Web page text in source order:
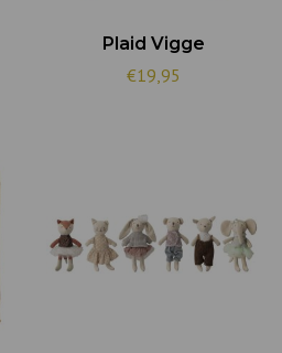
Plaid Vigge
€19,95